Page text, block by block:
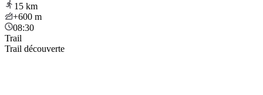
15 km
+600 m
08:30
Trail
Trail découverte